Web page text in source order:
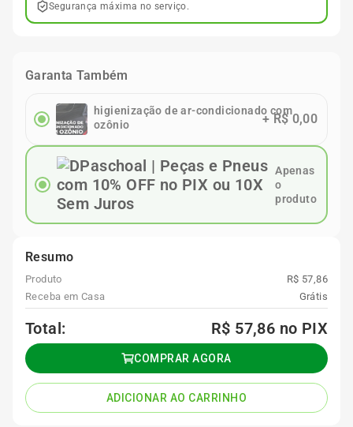
Segurança máxima no serviço.
Garanta Também
higienização de ar-condicionado com
ozônio
+R$ 0,00
Apenas
o
produto
Resumo
Produto
R$ 57,86
Receba em Casa
Grátis
Total: R$ 57,86 no PIX
COMPRAR AGORA
ADICIONAR AO CARRINHO